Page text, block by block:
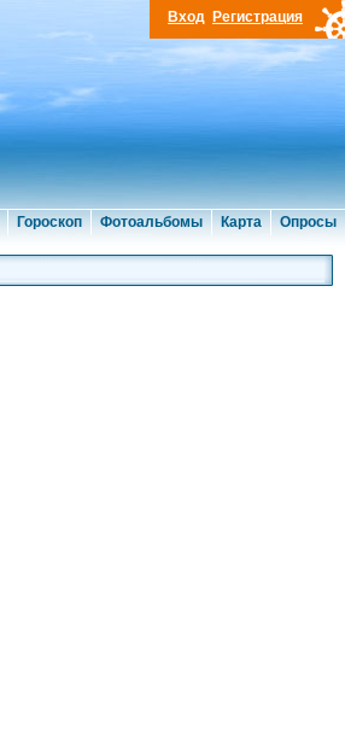
Гороскоп Фотоальбомы Карта Опросы
Вход Регистрация